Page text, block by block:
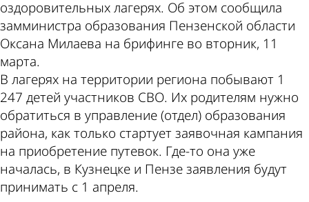
оздоровительных лагерях. Об этом сообщила
замминистра образования Пензенской области
Оксана Милаева на брифинге во вторник, 11
марта.
В лагерях на территории региона побывают 1
247 детей участников СВО. Их родителям нужно
обратиться в управление (отдел) образования
района, как только стартует заявочная кампания
на приобретение путевок. Где-то она уже
началась, в Кузнецке и Пензе заявления будут
принимать с 1 апреля.